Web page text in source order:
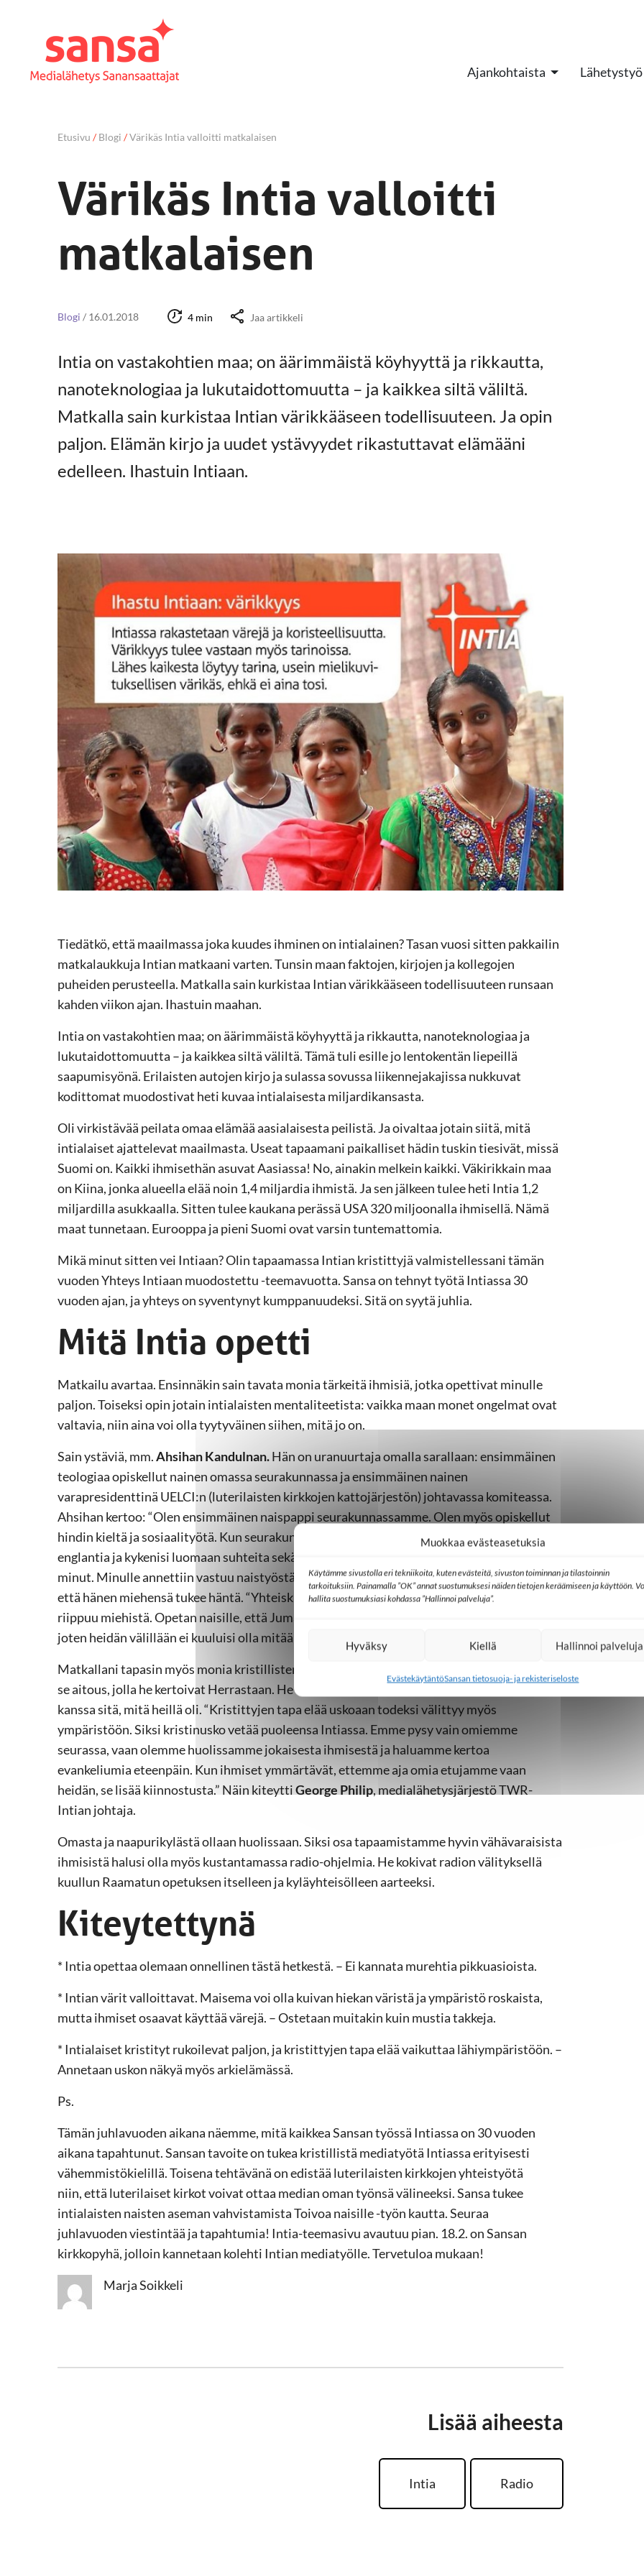
Muokkaa evästeasetuksia
Käytämme sivustolla eri tekniikoita, kuten evästeitä, sivuston toiminnan ja tilastoinnin
tarkoituksiin. Painamalla ”OK” annat suostumuksesi näiden tietojen keräämiseen ja käyttöön.
hallita suostumuksiasi kohdassa ”Hallinnoi palveluja”.
Hyväksy Kiellä Hallinnoi palveluja
EvästekäytäntöSansan tietosuoja- ja rekisteriseloste
Ajankohtaista Lähetystyö
Etusivu /Blogi /Värikäs Intia valloitti matkalaisen
Värikäs Intia valloitti
matkalaisen
Blogi / 16.01.2018 4 min Jaa artikkeli
Intia on vastakohtien maa; on äärimmäistä köyhyyttä ja rikkautta,
nanoteknologiaa ja lukutaidottomuutta – ja kaikkea siltä väliltä.
Matkalla sain kurkistaa Intian värikkääseen todellisuuteen. Ja opin
paljon. Elämän kirjo ja uudet ystävyydet rikastuttavat elämääni
edelleen. Ihastuin Intiaan.
Tiedätkö, että maailmassa joka kuudes ihminen on intialainen? Tasan vuosi sitten pakkailin
matkalaukkuja Intian matkaani varten. Tunsin maan faktojen, kirjojen ja kollegojen
puheiden perusteella. Matkalla sain kurkistaa Intian värikkääseen todellisuuteen runsaan
kahden viikon ajan. Ihastuin maahan.
Intia on vastakohtien maa; on äärimmäistä köyhyyttä ja rikkautta, nanoteknologiaa ja
lukutaidottomuutta – ja kaikkea siltä väliltä. Tämä tuli esille jo lentokentän liepeillä
saapumisyönä. Erilaisten autojen kirjo ja sulassa sovussa liikennejakajissa nukkuvat
kodittomat muodostivat heti kuvaa intialaisesta miljardikansasta.
Oli virkistävää peilata omaa elämää aasialaisesta peilistä. Ja oivaltaa jotain siitä, mitä
intialaiset ajattelevat maailmasta. Useat tapaamani paikalliset hädin tuskin tiesivät, missä
Suomi on. Kaikki ihmisethän asuvat Aasiassa! No, ainakin melkein kaikki. Väkirikkain maa
on Kiina, jonka alueella elää noin 1,4 miljardia ihmistä. Ja sen jälkeen tulee heti Intia 1,2
miljardilla asukkaalla. Sitten tulee kaukana perässä USA 320 miljoonalla ihmisellä. Nämä
maat tunnetaan. Eurooppa ja pieni Suomi ovat varsin tuntemattomia.
Mikä minut sitten vei Intiaan? Olin tapaamassa Intian kristittyjä valmistellessani tämän
vuoden Yhteys Intiaan muodostettu -teemavuotta. Sansa on tehnyt työtä Intiassa 30
vuoden ajan, ja yhteys on syventynyt kumppanuudeksi. Sitä on syytä juhlia.
Mitä Intia opetti
Matkailu avartaa. Ensinnäkin sain tavata monia tärkeitä ihmisiä, jotka opettivat minulle
paljon. Toiseksi opin jotain intialaisten mentaliteetista: vaikka maan monet ongelmat ovat
valtavia, niin aina voi olla tyytyväinen siihen, mitä jo on.
Sain ystäviä, mm.Ahsihan Kandulnan.Hän on uranuurtaja omalla sarallaan: ensimmäinen
teologiaa opiskellut nainen omassa seurakunnassa ja ensimmäinen nainen
varapresidenttinä UELCI:n (luterilaisten kirkkojen kattojärjestön) johtavassa komiteassa.
Ahsihan kertoo: “Olen ensimmäinen naispappi seurakunnassamme. Olen myös opiskellut
hindin kieltä ja sosiaalityötä. Kun seurakunnassa tarvittiin pätevä henkilö, joka puhuisi
englantia ja kykenisi luomaan suhteita sekä kansallisesti että kansainvälisesti, he valitsivat
minut. Minulle annettiin vastuu naistyöstä seurakunnassa.” Hän on kiitollinen myös siitä,
että hänen miehensä tukee häntä. “Yhteiskuntamme on patriarkaalinen, ja kaikki täällä
riippuu miehistä. Opetan naisille, että Jumala on luonut miehestä ja naisesta tasa-arvoiset,
joten heidän välillään ei kuuluisi olla mitään syrjintää.”
Matkallani tapasin myös monia kristillisten radio-ohjelmien kuuntelijoita. Minut vakuutti
se aitous, jolla he kertoivat Herrastaan. He olivat sydämellisiä ja halusivat jakaa vieraitten
kanssa sitä, mitä heillä oli. “Kristittyjen tapa elää uskoaan todeksi välittyy myös
ympäristöön. Siksi kristinusko vetää puoleensa Intiassa. Emme pysy vain omiemme
seurassa, vaan olemme huolissamme jokaisesta ihmisestä ja haluamme kertoa
evankeliumia eteenpäin. Kun ihmiset ymmärtävät, ettemme aja omia etujamme vaan
heidän, se lisää kiinnostusta.” Näin kiteyttiGeorge Philip, medialähetysjärjestö TWR-
Intian johtaja.
Omasta ja naapurikylästä ollaan huolissaan. Siksi osa tapaamistamme hyvin vähävaraisista
ihmisistä halusi olla myös kustantamassa radio-ohjelmia. He kokivat radion välityksellä
kuullun Raamatun opetuksen itselleen ja kyläyhteisölleen aarteeksi.
Kiteytettynä
* Intia opettaa olemaan onnellinen tästä hetkestä. – Ei kannata murehtia pikkuasioista.
* Intian värit valloittavat. Maisema voi olla kuivan hiekan väristä ja ympäristö roskaista,
mutta ihmiset osaavat käyttää värejä. – Ostetaan muitakin kuin mustia takkeja.
* Intialaiset kristityt rukoilevat paljon, ja kristittyjen tapa elää vaikuttaa lähiympäristöön. –
Annetaan uskon näkyä myös arkielämässä.
Ps.
Tämän juhlavuoden aikana näemme, mitä kaikkea Sansan työssä Intiassa on 30 vuoden
aikana tapahtunut. Sansan tavoite on tukea kristillistä mediatyötä Intiassa erityisesti
vähemmistökielillä. Toisena tehtävänä on edistää luterilaisten kirkkojen yhteistyötä
niin, että luterilaiset kirkot voivat ottaa median oman työnsä välineeksi. Sansa tukee
intialaisten naisten aseman vahvistamista Toivoa naisille -työn kautta. Seuraa
juhlavuoden viestintää ja tapahtumia! Intia-teemasivu avautuu pian. 18.2. on Sansan
kirkkopyhä, jolloin kannetaan kolehti Intian mediatyölle. Tervetuloa mukaan!
Marja Soikkeli
Lisää aiheesta
Intia Radio